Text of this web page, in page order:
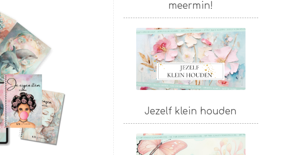
meermin!
Jezelf klein houden